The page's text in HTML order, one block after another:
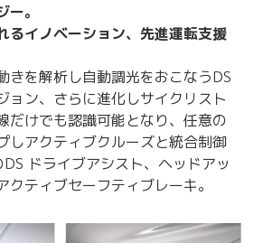
。
るイノベーション、先進運転支援
きを解析し自動調光をおこなうDS
ョン、さらに進化しサイクリスト
だけでも認識可能となり、任意の
しアクティブクルーズと統合制御
ドライブアシスト、ヘッドアッ
クティブセーフティブレーキ。